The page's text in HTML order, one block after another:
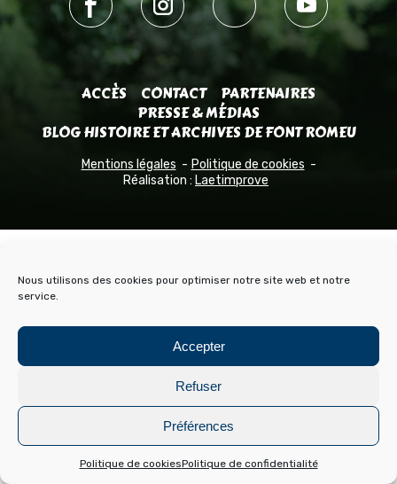
Nous utilisons des cookies pour optimiser notre site web et notre
service.
Accepter
Refuser
Préférences
Politique de cookiesPolitique de confidentialité
ACCÈS CONTACT
PARTENAIRES
PRESSE & MÉDIAS
BLOG HISTOIRE ET ARCHIVES DE FONT ROMEU
Mentions légales
Politique de cookies
Réalisation : Laetimprove